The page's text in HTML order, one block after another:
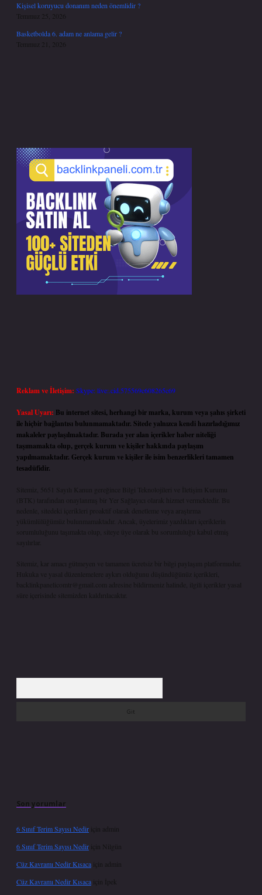
Kişisel koruyucu donanım neden önemlidir ?
Temmuz 25, 2026
Basketbolda 6. adam ne anlama gelir ?
Temmuz 21, 2026
Reklam ve İletişim: Skype: live:.cid.575569c608265c69
Yasal Uyarı: Bu internet sitesi, herhangi bir marka, kurum veya şahıs şirketi
ile hiçbir bağlantısı bulunmamaktadır. Sitede yalnızca kendi hazırladığımız
makaleler paylaşılmaktadır. Burada yer alan içerikler haber niteliği
taşımamakta olup, gerçek kurum ve kişiler hakkında paylaşım
yapılmamaktadır. Gerçek kurum ve kişiler ile isim benzerlikleri tamamen
tesadüfidir.
Sitemiz, 5651 Sayılı Kanun gereğince Bilgi Teknolojileri ve İletişim Kurumu
(BTK) tarafından onaylanmış bir Yer Sağlayıcı olarak hizmet vermektedir. Bu
nedenle, sitedeki içerikleri proaktif olarak denetleme veya araştırma
yükümlülüğümüz bulunmamaktadır. Ancak, üyelerimiz yazdıkları içeriklerin
sorumluluğunu taşımakta olup, siteye üye olarak bu sorumluluğu kabul etmiş
sayılırlar.
Sitemiz, kar amacı gütmeyen ve tamamen ücretsiz bir bilgi paylaşım platformudur.
Hukuka ve yasal düzenlemelere aykırı olduğunu düşündüğünüz içerikleri,
backlinkpanelicomtr@gmail.com
adresine bildirmeniz halinde, ilgili içerikler yasal
süre içerisinde sitemizden kaldırılacaktır.
Son yorumlar
6 Sınıf Terim Sayısı Nedir için
admin
6 Sınıf Terim Sayısı Nedir için Nilgün
Cüz Kavramı Nedir Kısaca için
admin
Cüz Kavramı Nedir Kısaca için İpek